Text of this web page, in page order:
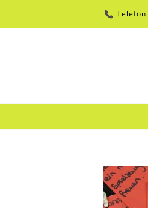
springen
Telefon